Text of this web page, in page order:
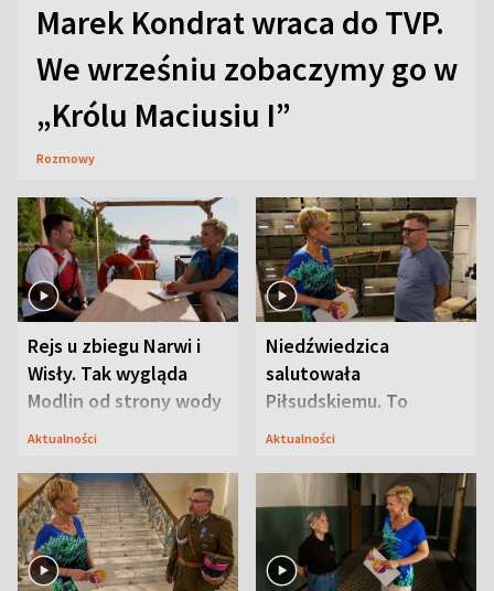
Marek Kondrat wraca do TVP.
We wrześniu zobaczymy go w
„Królu Maciusiu I”
Rozmowy
Rejs u zbiegu Narwi i
Wisły. Tak wygląda
Modlin od strony wody
Aktualności
Niedźwiedzica
salutowała
Piłsudskiemu. To
niejedyna tajemnica
Aktualności